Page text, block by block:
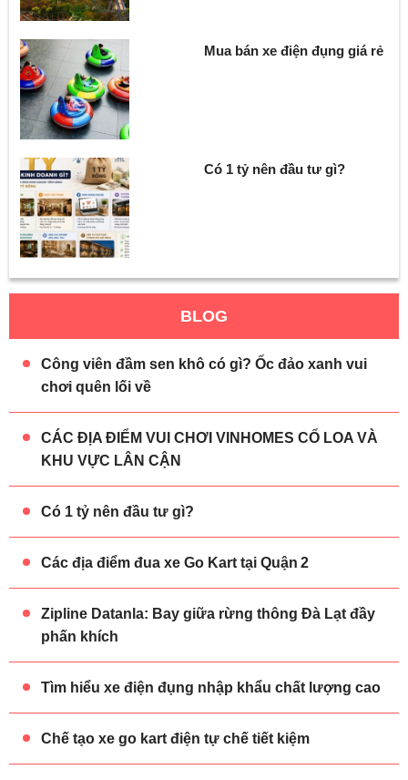
Mua bán xe điện đụng giá rẻ
Có 1 tỷ nên đầu tư gì?
BLOG
Công viên đầm sen khô có gì? Ốc đảo xanh vui
chơi quên lối về
CÁC ĐỊA ĐIỂM VUI CHƠI VINHOMES CỔ LOA VÀ
KHU VỰC LÂN CẬN
Có 1 tỷ nên đầu tư gì?
Các địa điểm đua xe Go Kart tại Quận 2
Zipline Datanla: Bay giữa rừng thông Đà Lạt đầy
phấn khích
Tìm hiểu xe điện đụng nhập khẩu chất lượng cao
Chế tạo xe go kart điện tự chế tiết kiệm